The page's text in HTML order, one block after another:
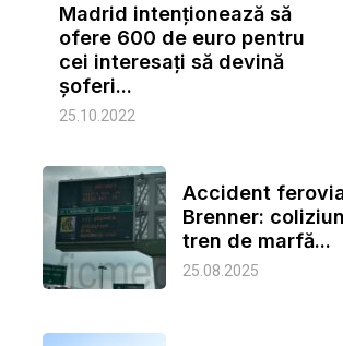
Madrid intenționează să
ofere 600 de euro pentru
cei interesați să devină
șoferi...
25.10.2022
Accident
Brenner:
tren de marfă...
25.08.2025